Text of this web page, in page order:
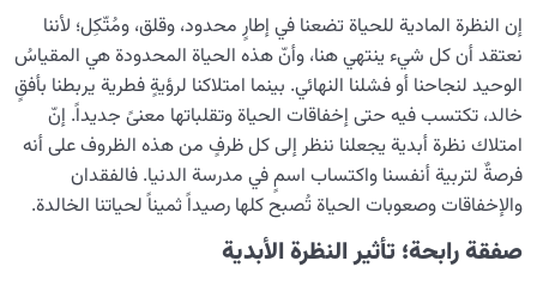
الإنسان محور الخلق 0/9
رؤية عالم الغيب 0/9
إن النظرة المادية للحياة تضعنا في إطارٍ محدود، وقلق، ومُتّكِل؛ لأننا
نعتقد أن كل شيء ينتهي هنا، وأنّ هذه الحياة المحدودة هي المقياسُ
الوحيد لنجاحنا أو فشلنا النهائي. بينما امتلاكنا لرؤيةٍ فطرية يربطنا بأفقٍ
خالد، تكتسب فيه حتى إخفاقات الحياة وتقلباتها معنىً جديداً. إنّ
امتلاك نظرة أبدية يجعلنا ننظر إلى كل ظرفٍ من هذه الظروف على أنه
فرصةٌ لتربية أنفسنا واكتساب اسمٍ في مدرسة الدنيا. فالفقدان
والإخفاقات وصعوبات الحياة تُصبح كلها رصيداً ثميناً لحياتنا الخالدة.
صفقة رابحة؛ تأثير النظرة الأبدية